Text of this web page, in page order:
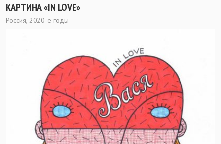
КАРТИНА «IN LOVE»
Россия, 2020-е годы